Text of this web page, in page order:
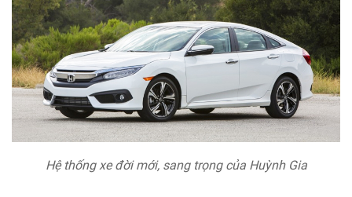
Hệ thống xe đời mới, sang trọng của Huỳnh Gia